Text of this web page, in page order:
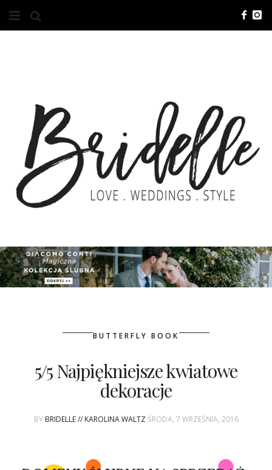
O NAS
KONTAKT
REKLAMA
ADVERTISING
ZGŁOSZENIA
KONKURSY
WASZE ŚLUBY
BUTTERFLY BOOK
5/5 Najpiękniejsze kwiatowe
dekoracje
BY BRIDELLE // KAROLINA WALTZ ŚRODA, 7 WRZEŚNIA, 2016